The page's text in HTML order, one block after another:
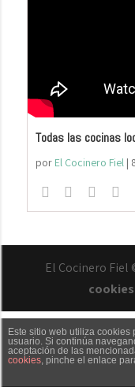
Todas las cocinas
por El Cocinero Fiel|
El Cocinero Fiel
cookies
Txaber Allué
Este sitio web utiliza
usuario. Si continúa
aceptación de las
cookies, pinche el enlace